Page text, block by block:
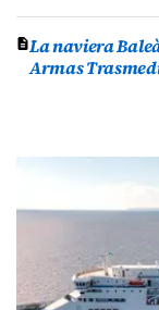
La naviera
Armas